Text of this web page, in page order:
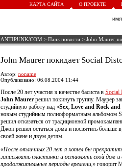
КАРТА САЙТА О ПРОЕКТЕ
ANTIPUNK/COM > Панк новости > John Maurer
John Maurer покидает Social
Автор: noname
Опубликовано: 06.08.2004 11:44
После 20 лет участия в качестве басиста в Social
John Maurer решил покинуть группу. Маурер
студийную работу над «Sex, Love and Rock
новым студийным полноформатным альбомом
решил отказаться от традиционной
Джон решил остаться дома и посвятить больше
своей жене и двум детям.
«После отличных 20 лет я хотел бы
записывать пластинки и оставлять свой дом и
продолжительные периоды времени,» говорит